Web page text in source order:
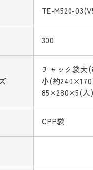
TE-M520-
300
チャック袋大
小(約
85×280×5(入)
OPP袋